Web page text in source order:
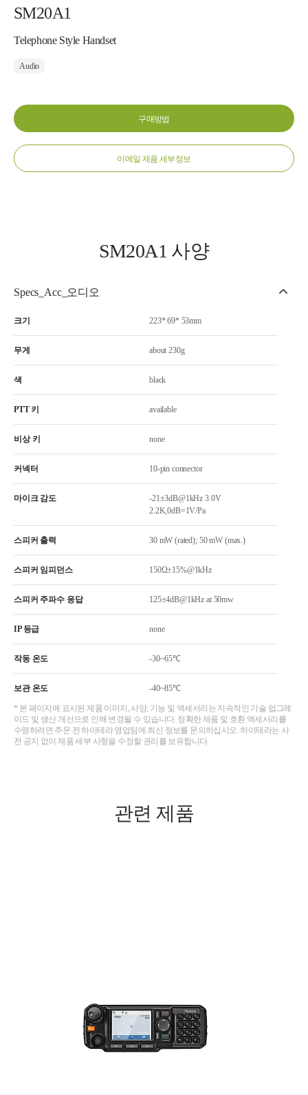
SM20A1
Telephone Style Handset
Audio
구매방법
이메일 제품 세부정보
SM20A1 사양
Specs_Acc_오디오
크기 223* 69* 53mm
무게 about 230g
색 black
PTT 키 available
비상 키 none
커넥터 10-pin connector
마이크 감도
-21±3dB@1kHz 3.0V
2.2K,0dB=1V/Pa
스피커 출력 30 mW (rated); 50 mW (max.)
스피커 임피던스 150Ω±15%@1kHz
스피커 주파수 응답 125±4dB@1kHz at 50mw
IP 등급 none
작동 온도 -30~65℃
보관 온도 -40~85℃
* 본 페이지에 표시된 제품 이미지, 사양, 기능 및 액세서리는 지속적인 기술 업그레
이드 및 생산 개선으로 인해 변경될 수 있습니다. 정확한 제품 및 호환 액세서리를
수령하려면 주문 전 하이테라 영업팀에 최신 정보를 문의하십시오. 하이테라는 사
전 공지 없이 제품 세부 사항을 수정할 권리를 보유합니다.
관련 제품